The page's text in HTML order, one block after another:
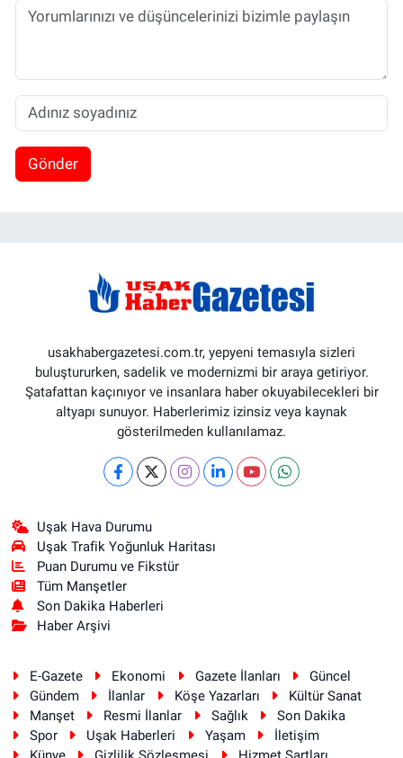
Gönder
usakhabergazetesi.com.tr, yepyeni temasıyla sizleri
buluştururken, sadelik ve modernizmi bir araya getiriyor.
Şatafattan kaçınıyor ve insanlara haber okuyabilecekleri bir
altyapı sunuyor. Haberlerimiz izinsiz veya kaynak
gösterilmeden kullanılamaz.
Uşak Hava Durumu
Uşak Trafik Yoğunluk Haritası
Puan Durumu ve Fikstür
Tüm Manşetler
Son Dakika Haberleri
Haber Arşivi
E-Gazete Ekonomi Gazete İlanları
Güncel
Gündem
İlanlar Köşe Yazarları
Kültür Sanat
Manşet
Resmi İlanlar Sağlık
Son Dakika
Spor
Uşak Haberleri Yaşam
İletişim